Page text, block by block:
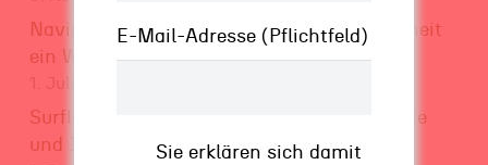
Navigieren im Vakuum – wie aus Unsicherheit
ein Wettbewerbsvorteil entstehen kann
Surflehrer für Unternehmen – über Strategie
und Intuition
E-Mail-Adresse (Pflichtfeld)
Sie erklären sich damit